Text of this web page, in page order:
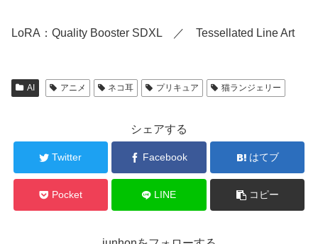
LoRA：Quality Booster SDXL ／ Tessellated Line Art
AI アニメ ネコ耳 プリキュア 猫ランジェリー
シェアする
Twitter Facebook はてブ
Pocket LINE コピー